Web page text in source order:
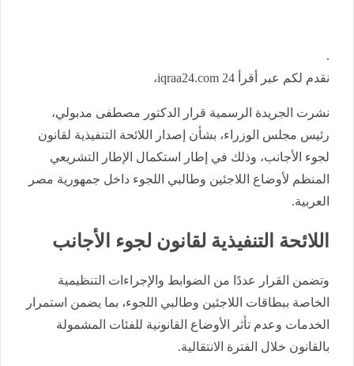
.
نقدم لكم عبر أقرأ 24 iqraa24.com،
نشرت الجريدة الرسمية قرار الدكتور مصطفى مدبولي،
رئيس مجلس الوزراء، بشأن إصدار اللائحة التنفيذية لقانون
لجوء الأجانب، وذلك في إطار استكمال الإطار التشريعي
المنظم لأوضاع اللاجئين وطالبي اللجوء داخل جمهورية مصر
العربية.
اللائحة التنفيذية لقانون لجوء الأجانب
وتضمن القرار عددًا من الضوابط والإجراءات التنظيمية
الخاصة ببطاقات اللاجئين وطالبي اللجوء، بما يضمن استمرار
الخدمات وعدم تأثر الأوضاع القانونية للفئات المشمولة
بالقانون خلال الفترة الانتقالية.